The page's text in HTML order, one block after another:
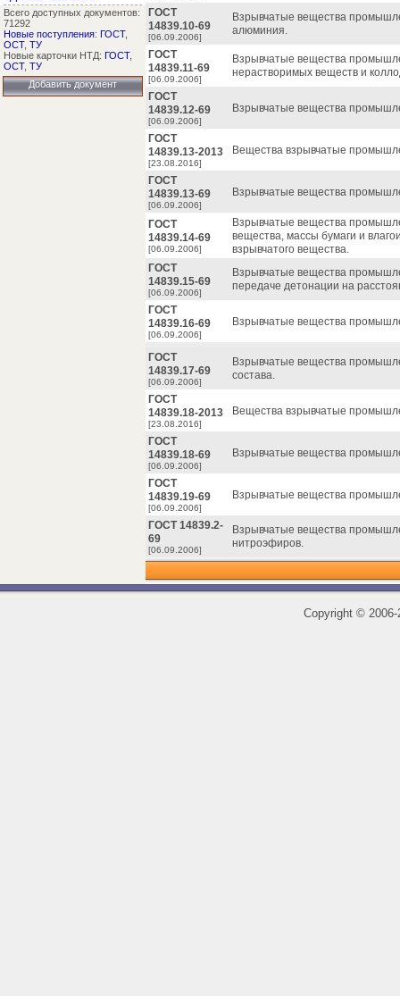
Всего доступных документов:
71292
Новые поступления: ГОСТ,
ОСТ, ТУ
Новые карточки НТД: ГОСТ,
ОСТ, ТУ
Добавить документ
ГОСТ
14839.10-69
[06.09.2006]
Взрывчатые вещества
алюминия.
ГОСТ
14839.11-69
[06.09.2006]
Взрывчатые вещества
нерастворимых веществ и
ГОСТ
14839.12-69
[06.09.2006]
Взрывчатые вещества
ГОСТ
14839.13-2013
[23.08.2016]
Вещества взрывчатые
ГОСТ
14839.13-69
[06.09.2006]
Взрывчатые вещества
ГОСТ
14839.14-69
[06.09.2006]
Взрывчатые вещества
вещества, массы бумаги и
взрывчатого вещества.
ГОСТ
14839.15-69
[06.09.2006]
Взрывчатые вещества
передаче детонации на
ГОСТ
14839.16-69
[06.09.2006]
Взрывчатые вещества
ГОСТ
14839.17-69
[06.09.2006]
Взрывчатые вещества
состава.
ГОСТ
14839.18-2013
[23.08.2016]
Вещества взрывчатые
ГОСТ
14839.18-69
[06.09.2006]
Взрывчатые вещества
ГОСТ
14839.19-69
[06.09.2006]
Взрывчатые вещества
ГОСТ 14839.2-
69
[06.09.2006]
Взрывчатые вещества
нитроэфиров.
Copyright ©